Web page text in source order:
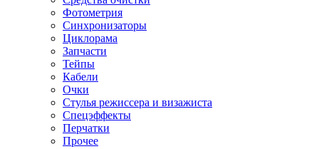
Фотометрия
Синхронизаторы
Циклорама
Запчасти
Тейпы
Кабели
Очки
Стулья режиссера и визажиста
Спецэффекты
Перчатки
Прочее